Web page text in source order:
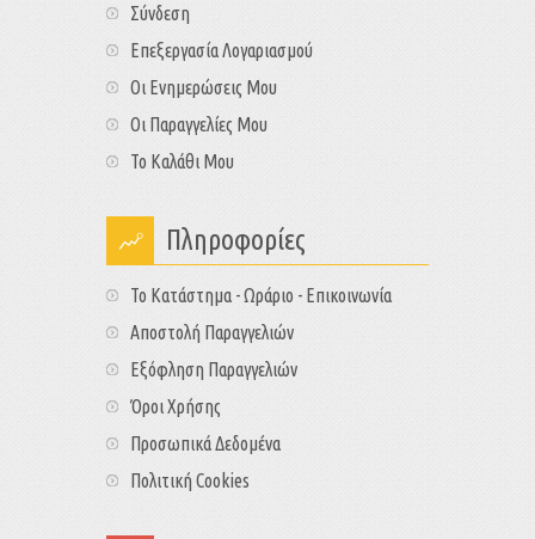
Σύνδεση
Επεξεργασία Λογαριασμού
Οι Ενημερώσεις Μου
Οι Παραγγελίες Μου
Το Καλάθι Μου
Πληροφορίες
Το Κατάστημα - Ωράριο - Επικοινωνία
Αποστολή Παραγγελιών
Εξόφληση Παραγγελιών
Όροι Χρήσης
Προσωπικά Δεδομένα
Πολιτική Cookies